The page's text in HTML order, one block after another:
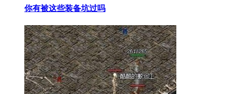
你有被这些装备坑过吗